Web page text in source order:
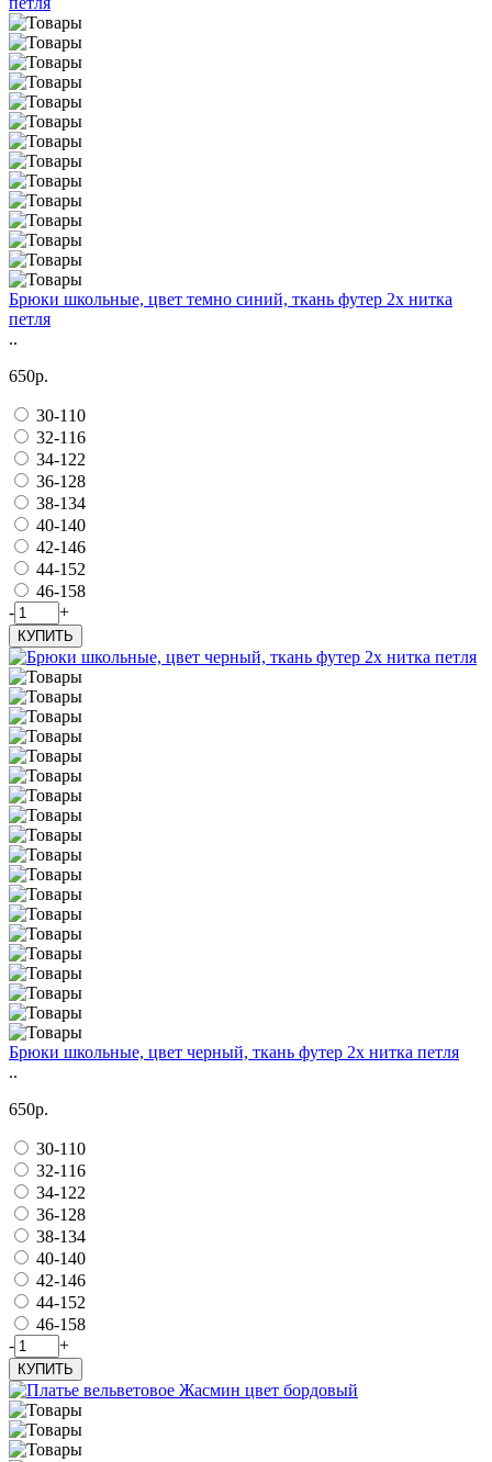
Брюки школьные, цвет темно синий, ткань футер 2х нитка
петля
..
650р.
30-110
32-116
34-122
36-128
38-134
40-140
42-146
44-152
46-158
-
+
КУПИТЬ
Брюки школьные, цвет черный, ткань футер 2х нитка петля
..
650р.
30-110
32-116
34-122
36-128
38-134
40-140
42-146
44-152
46-158
-
+
КУПИТЬ